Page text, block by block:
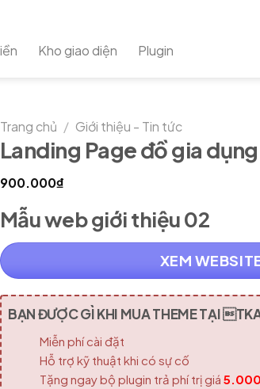
Kho giao diện Plugin
Trang chủ / Giới thiệu - Tin tức
Landing Page đồ gia
900.000₫
Mẫu web giới thiệu 02
XEM
BẠN ĐƯỢC GÌ KHI MUA THEME TẠI
Miễn phí cài đặt
Hỗ trợ kỹ thuật khi có sự cố
Tặng ngay bộ plugin trả phí trị giá